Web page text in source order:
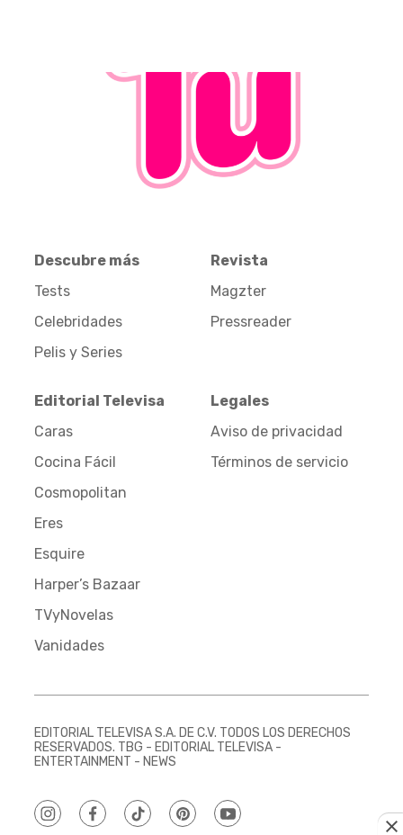
Descubre más
Tests
Celebridades
Pelis y Series
Revista
Magzter
Pressreader
Editorial Televisa
Caras
Cocina Fácil
Cosmopolitan
Eres
Esquire
Harper’s Bazaar
TVyNovelas
Vanidades
Legales
Aviso de privacidad
Términos de servicio
EDITORIAL TELEVISA S.A. DE C.V. TODOS LOS DERECHOS
RESERVADOS. TBG - EDITORIAL TELEVISA -
ENTERTAINMENT - NEWS
instagramfacebooktiktokpinterestyoutube